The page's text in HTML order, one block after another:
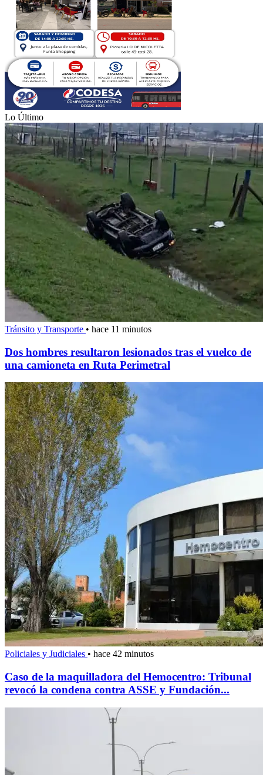
Lo Último
Tránsito y Transporte • hace 11 minutos
Dos hombres resultaron lesionados tras el vuelco de
una camioneta en Ruta Perimetral
Policiales y Judiciales • hace 42 minutos
Caso de la maquilladora del Hemocentro: Tribunal
revocó la condena contra ASSE y Fundación...